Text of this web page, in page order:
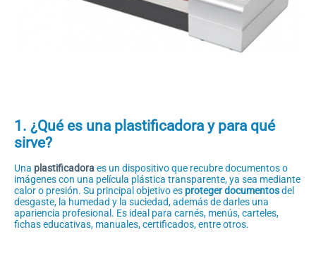
1. ¿Qué es una plastificadora y para qué
sirve?
Una plastificadoraes un dispositivo que recubre documentos o
imágenes con una película plástica transparente, ya sea mediante
calor o presión. Su principal objetivo es proteger documentosdel
desgaste, la humedad y la suciedad, además de darles una
apariencia profesional. Es ideal para carnés, menús, carteles,
fichas educativas, manuales, certificados, entre otros.